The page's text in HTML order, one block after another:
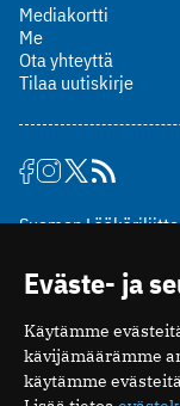
Mediakortti
Me
Ota yhteyttä
Tilaa uutiskirje
Suomen Lääkäriliitto
00510 Helsinki
puh. (09) 393 091
ISSN 2323-9476
Eväste- ja
Käytämme
kävijämäärämme
käytämme